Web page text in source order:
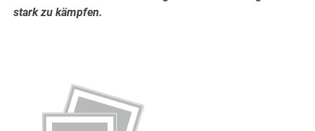
stark zu kämpfen.